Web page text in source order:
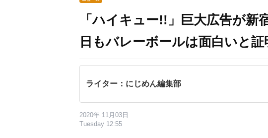
「ハイキュー!!」巨大広告が新
日もバレーボールは面白いと
ライター：にじめん編集部
2020年 11月03日
Tuesday 12:55